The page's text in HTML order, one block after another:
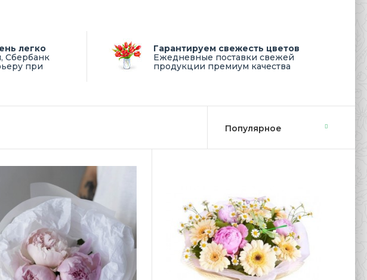
легко
Сбербанк
при
Гарантируем свежесть цветов
Ежедневные поставки свежей
продукции премиум качества
Купите великолепный Букет «Пионовые облака» дешево на День
рождения в доставке цветов ЛЮБИМЫЕ БУКЕТЫ..